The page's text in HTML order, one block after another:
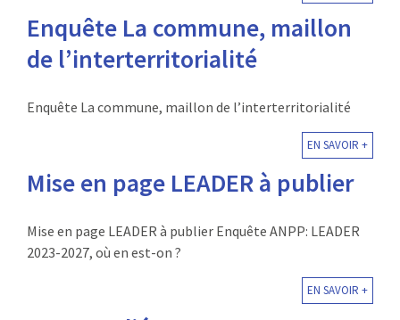
Enquête La commune, maillon
de l’interterritorialité
Enquête La commune, maillon de l’interterritorialité
EN SAVOIR +
Mise en page LEADER à publier
Mise en page LEADER à publier Enquête ANPP: LEADER
2023-2027, où en est-on ?
EN SAVOIR +